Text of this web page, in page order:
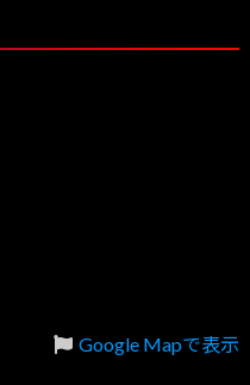
Google Mapで表示